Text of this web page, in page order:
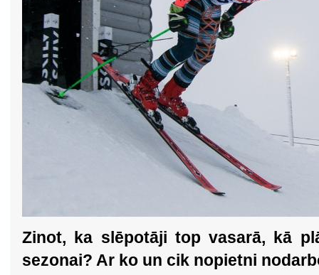
Zinot, ka slēpotāji top vasarā, kā
sezonai? Ar ko un cik nopietni